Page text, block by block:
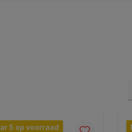
5 op voorraad